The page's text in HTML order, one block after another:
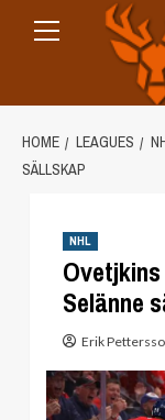
Menu
HOME LEAGUES
SÄLLSKAP
NHL
Selänne
Erik